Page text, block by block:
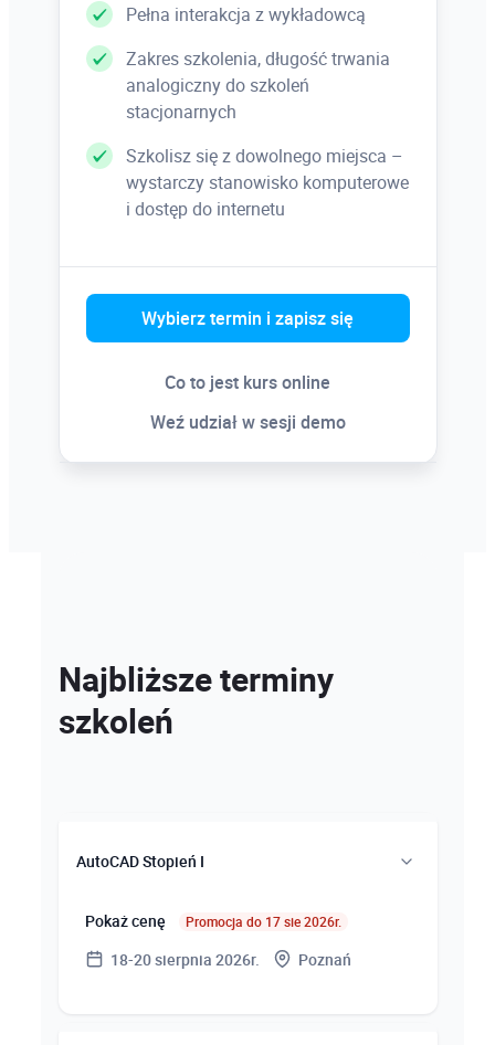
Pełna interakcja z wykładowcą
Zakres szkolenia, długość trwania
analogiczny do szkoleń
stacjonarnych
Szkolisz się z dowolnego miejsca –
wystarczy stanowisko komputerowe
i dostęp do internetu
Wybierz termin i zapisz się
Co to jest kurs online
Weź udział w sesji demo
Najbliższe terminy
szkoleń
AutoCAD Stopień I
Pokaż cenę Promocja do 17 sie 2026r.
18-20 sierpnia 2026r. Poznań